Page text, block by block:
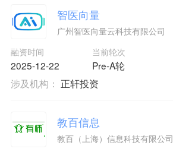
智医向量
广州智医向量云科技有限公司
融资时间
2025-12-22
当前轮次
Pre-A轮
涉及机构： 正轩投资
教百信息
教百（上海）信息科技有限公司